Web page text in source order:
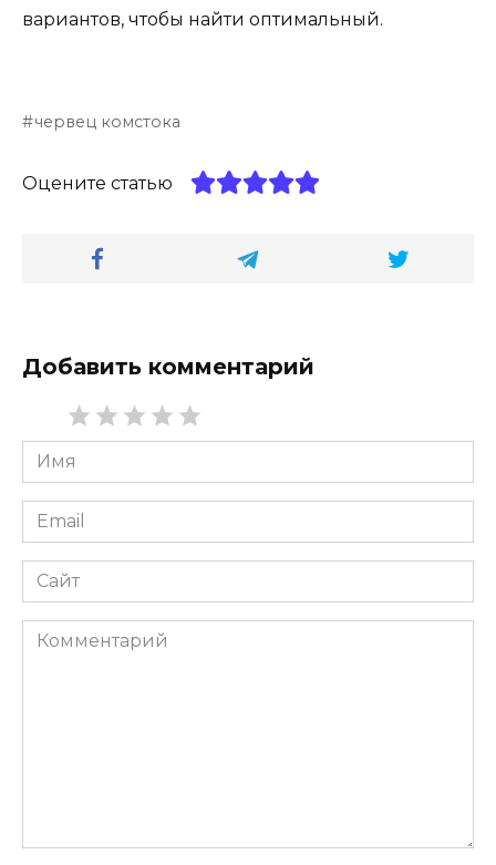
вариантов, чтобы найти оптимальный.
червец комстока
Оцените статью
Добавить комментарий
Имя
*
Email
*
Сайт
Комментарий